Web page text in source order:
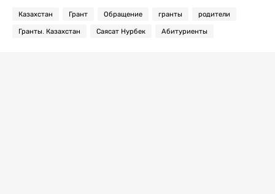
Казахстан Грант Обращение гранты родители
Гранты. Казахстан Саясат Нурбек Абитуриенты